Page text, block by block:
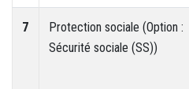
7
Protection sociale (Option :
Sécurité sociale (SS))